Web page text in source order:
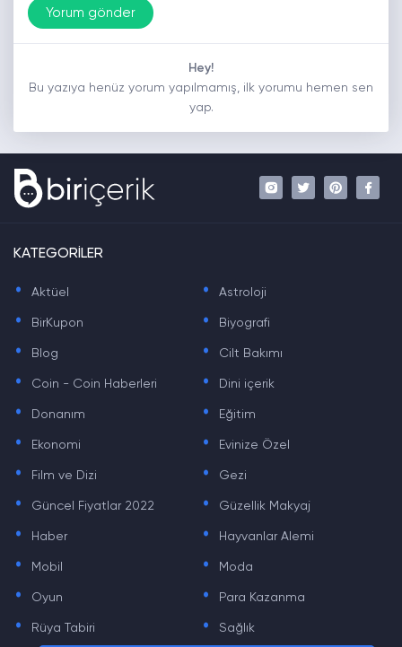
Hey!
Bu yazıya henüz yorum yapılmamış, ilk yorumu hemen sen
yap.
KATEGORİLER
. Aktüel . Astroloji
. BirKupon . Biyografi
. Blog . Cilt Bakımı
. Coin - Coin Haberleri . Dini içerik
. Donanım . Eğitim
. Ekonomi . Evinize Özel
. Film ve Dizi . Gezi
. Güncel Fiyatlar 2022 . Güzellik Makyaj
. Haber . Hayvanlar Alemi
. Mobil . Moda
. Oyun . Para Kazanma
. Rüya Tabiri . Sağlık